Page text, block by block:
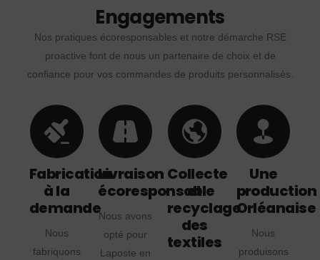
Engagements
Nos pratiques écoresponsables et notre démarche RSE
proactive font de nous un partenaire de choix et de
confiance pour vos commandes de produits personnalisés.
Fabrication
à la
demande
Nous
fabriquons
Livraison
écoresponsable
Nous avons
opté pour
Laposte en
Collecte
et
recyclage
des
textiles
Une
production
Orléanaise
Nous
produisons